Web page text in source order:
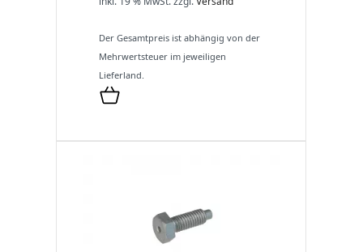
Der Gesamtpreis ist abhängig von der
Mehrwertsteuer im jeweiligen
Lieferland.